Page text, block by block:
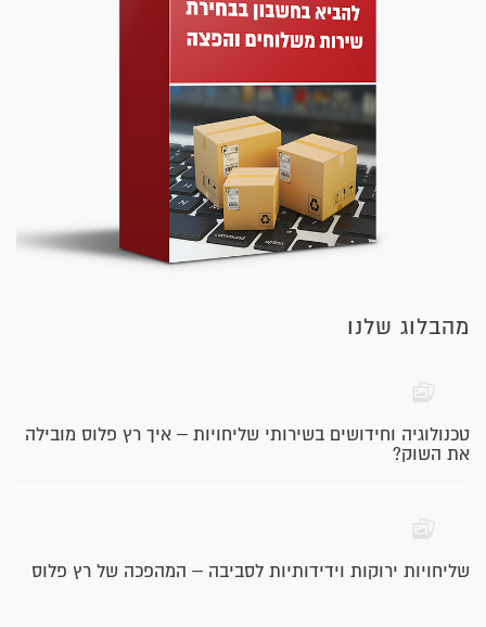
מהבלוג שלנו
טכנולוגיה וחידושים בשירותי שליחויות – איך רץ פלוס מובילה
את השוק?
שליחויות ירוקות וידידותיות לסביבה – המהפכה של רץ פלוס